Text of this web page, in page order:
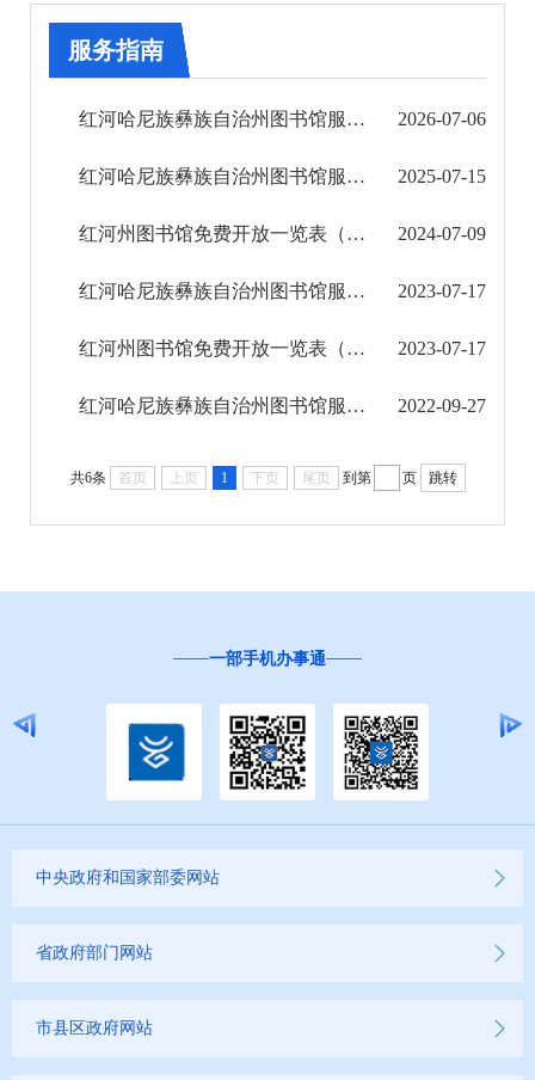
审批改革
住房保障信息公开
财政信息公开
审计结果公告
公共资源交易信息公开
应急管理信息公开
环境保护信息公开
减税降费信息公开
重大建设项目信息公开
医疗卫生机构信息公开
文化机构信息公开
服务指南
红河哈尼族彝族自治州图书馆服务指南（2026年） 2026-07-06
红河哈尼族彝族自治州图书馆服务指南（2025年） 2025-07-15
红河州图书馆免费开放一览表（2024年） 2024-07-09
红河哈尼族彝族自治州图书馆服务指南（2023年） 2023-07-17
红河州图书馆免费开放一览表（2023年） 2023-07-17
红河哈尼族彝族自治州图书馆服务指南（2022年） 2022-09-27
共6条 首页 上页 1 下页 尾页 到第 页 跳转
中央政府和国家部委网站
省政府部门网站
市县区政府网站